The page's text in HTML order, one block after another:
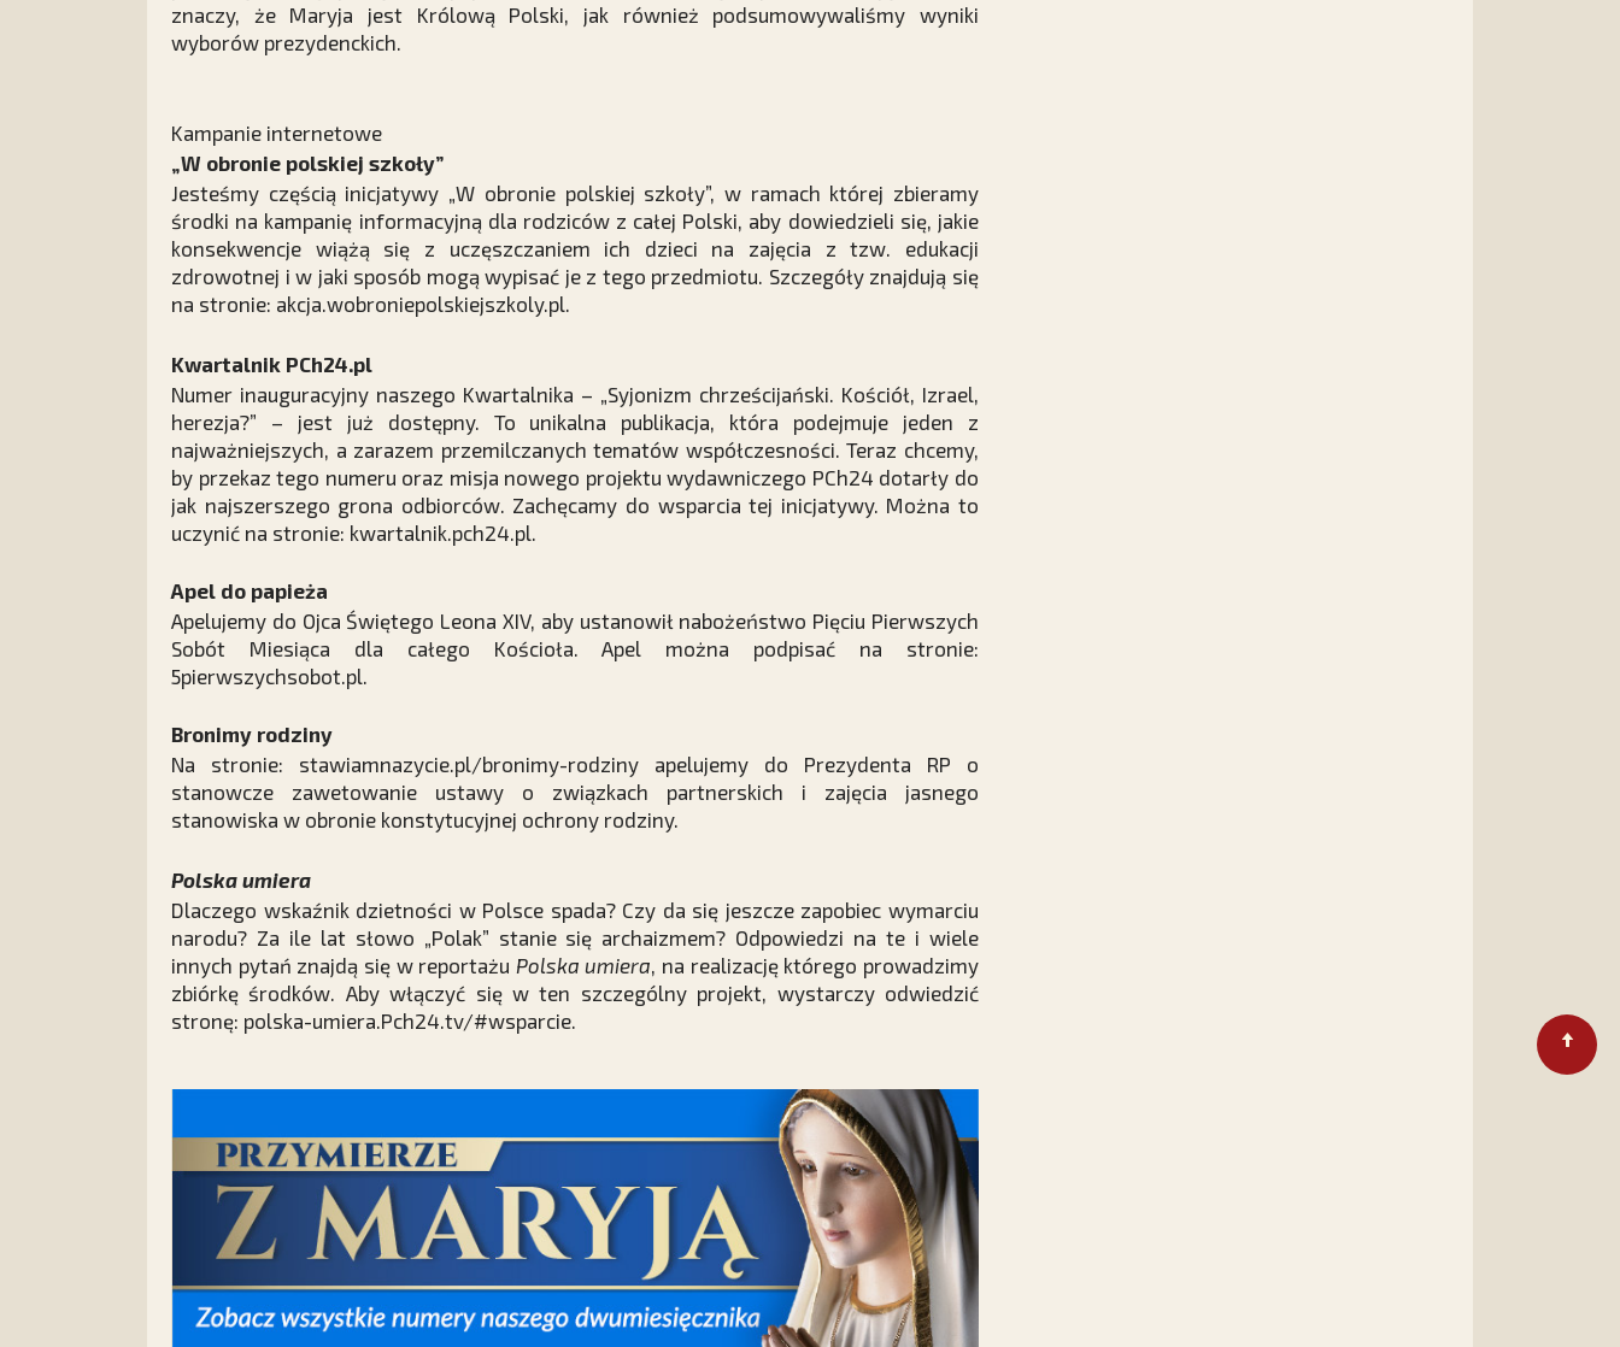
znaczy, że Maryja jest Królową Polski, jak również podsumowywaliśmy wyniki
wyborów prezydenckich.
Kampanie internetowe
„W obronie polskiej szkoły”
Jesteśmy częścią inicjatywy „W obronie polskiej szkoły”, w ramach której zbieramy
środki na kampanię informacyjną dla rodziców z całej Polski, aby dowiedzieli się, jakie
konsekwencje wiążą się z uczęszczaniem ich dzieci na zajęcia z tzw. edukacji
zdrowotnej i w jaki sposób mogą wypisać je z tego przedmiotu. Szczegóły znajdują się
na stronie: akcja.wobroniepolskiejszkoly.pl.
Kwartalnik PCh24.pl
Numer inauguracyjny naszego Kwartalnika – „Syjonizm chrześcijański. Kościół, Izrael,
herezja?” – jest już dostępny. To unikalna publikacja, która podejmuje jeden z
najważniejszych, a zarazem przemilczanych tematów współczesności. Teraz chcemy,
by przekaz tego numeru oraz misja nowego projektu wydawniczego PCh24 dotarły do
jak najszerszego grona odbiorców. Zachęcamy do wsparcia tej inicjatywy. Można to
uczynić na stronie: kwartalnik.pch24.pl.
Apel do papieża
Apelujemy do Ojca Świętego Leona XIV, aby ustanowił nabożeństwo Pięciu Pierwszych
Sobót Miesiąca dla całego Kościoła. Apel można podpisać na stronie:
5pierwszychsobot.pl.
Bronimy rodziny
Na stronie: stawiamnazycie.pl/bronimy-rodziny apelujemy do Prezydenta RP o
stanowcze zawetowanie ustawy o związkach partnerskich i zajęcia jasnego
stanowiska w obronie konstytucyjnej ochrony rodziny.
Polska umiera
Dlaczego wskaźnik dzietności w Polsce spada? Czy da się jeszcze zapobiec wymarciu
narodu? Za ile lat słowo „Polak” stanie się archaizmem? Odpowiedzi na te i wiele
innych pytań znajdą się w reportażu Polska umiera, na realizację którego prowadzimy
zbiórkę środków. Aby włączyć się w ten szczególny projekt, wystarczy odwiedzić
stronę: polska-umiera.Pch24.tv/#wsparcie.